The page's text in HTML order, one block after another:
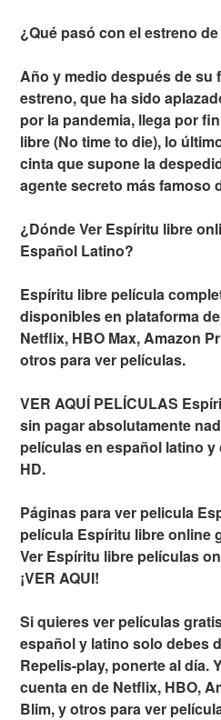
¿Qué pasó con el estreno
Año y medio después de su
estreno, que ha sido
por la pandemia, llega por
libre (No time to die), lo
cinta que supone la
agente secreto más famoso
¿Dónde Ver Espíritu libre
Español Latino?
Espíritu libre película
disponibles en plataforma
Netflix, HBO Max, Amazon
otros para ver películas.
VER AQUÍ PELÍCULAS
sin pagar absolutamente
películas en español latino
HD.
Páginas para ver pelicula
película Espíritu libre online
Ver Espíritu libre películas
¡VER AQUI!
Si quieres ver películas
español y latino solo debes
Repelis-play, ponerte al día.
cuenta en de Netflix, HBO,
Blim, y otros para ver